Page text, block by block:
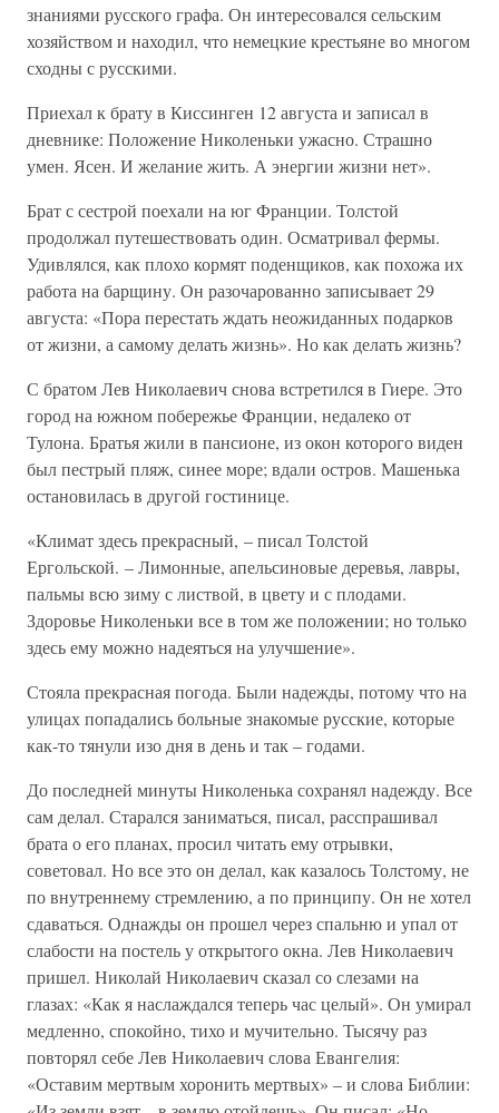
знаниями русского графа. Он интересовался сельским
хозяйством и находил, что немецкие крестьяне во многом
сходны с русскими.
Приехал к брату в Киссинген 12 августа и записал в
дневнике: Положение Николеньки ужасно. Страшно
умен. Ясен. И желание жить. А энергии жизни нет».
Брат с сестрой поехали на юг Франции. Толстой
продолжал путешествовать один. Осматривал фермы.
Удивлялся, как плохо кормят поденщиков, как похожа их
работа на барщину. Он разочарованно записывает 29
августа: «Пора перестать ждать неожиданных подарков
от жизни, а самому делать жизнь». Но как делать жизнь?
С братом Лев Николаевич снова встретился в Гиере. Это
город на южном побережье Франции, недалеко от
Тулона. Братья жили в пансионе, из окон которого виден
был пестрый пляж, синее море; вдали остров. Машенька
остановилась в другой гостинице.
«Климат здесь прекрасный, – писал Толстой
Ергольской. – Лимонные, апельсиновые деревья, лавры,
пальмы всю зиму с листвой, в цвету и с плодами.
Здоровье Николеньки все в том же положении; но только
здесь ему можно надеяться на улучшение».
Стояла прекрасная погода. Были надежды, потому что на
улицах попадались больные знакомые русские, которые
как-то тянули изо дня в день и так – годами.
До последней минуты Николенька сохранял надежду. Все
сам делал. Старался заниматься, писал, расспрашивал
брата о его планах, просил читать ему отрывки,
советовал. Но все это он делал, как казалось Толстому, не
по внутреннему стремлению, а по принципу. Он не хотел
сдаваться. Однажды он прошел через спальню и упал от
слабости на постель у открытого окна. Лев Николаевич
пришел. Николай Николаевич сказал со слезами на
глазах: «Как я наслаждался теперь час целый». Он умирал
медленно, спокойно, тихо и мучительно. Тысячу раз
повторял себе Лев Николаевич слова Евангелия:
«Оставим мертвым хоронить мертвых» – и слова Библии: